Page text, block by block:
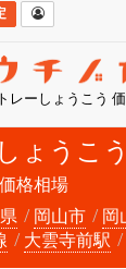
レーしょうこう
ょうこう
格相場
岡山市 岡
大雲寺前駅